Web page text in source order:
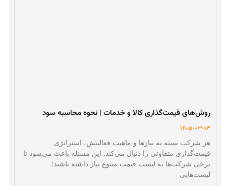
روش‌های قیمت‌گذاری کالا و خدمات | نحوه محاسبه سود
1405-03-13
هر شرکت بسته به نیازها و ماهیت فعالیتش، استراتژی
قیمت‌گذاری متفاوتی را دنبال می‌کند. این مسئله باعث می‌شود تا
برخی شرکت‌ها به لیست قیمت متنوع نیاز داشته باشند؛
لیست‌هایی